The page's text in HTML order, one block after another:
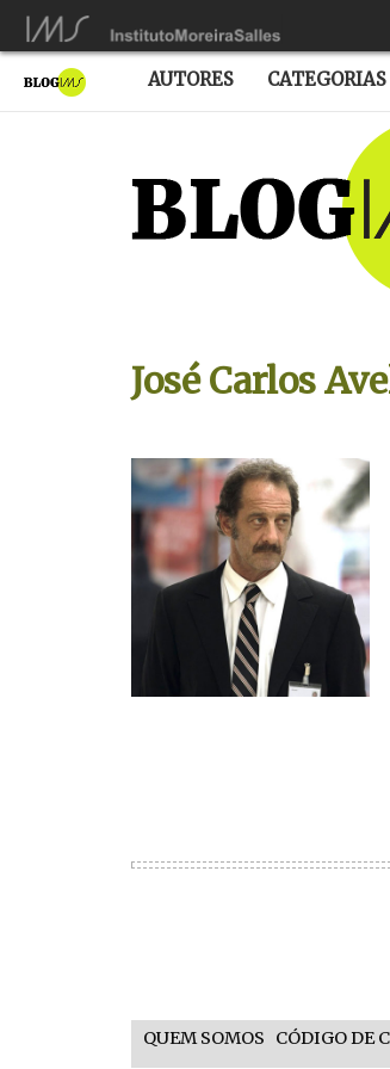
AUTORES CATEGORIAS
José Carlos
QUEM SOMOS CÓDIGO DE